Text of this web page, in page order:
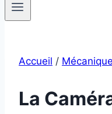
Accueil / Mécanique
La